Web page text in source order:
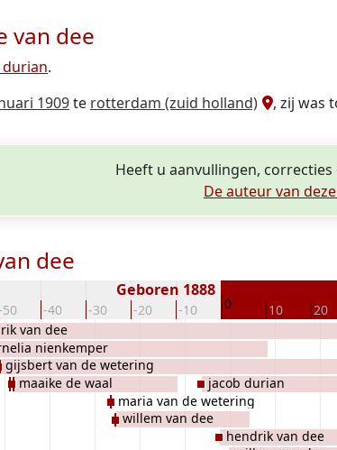
van dee
durian.
1909te rotterdam (zuid holland) , zij was
Heeft u aanvullingen,
De auteur van
dee
-40 -30 -20 -10 0 10 20
Geboren 1888
van dee
nienkemper
gijsbert van de wetering
maaike de waal
maria van de wetering
willem van dee
jacob durian
hendrik van dee